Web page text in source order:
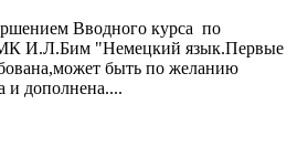
Вводного курса по
И.Л.Бим "Немецкий язык.Первые
быть по желанию
и дополнена....